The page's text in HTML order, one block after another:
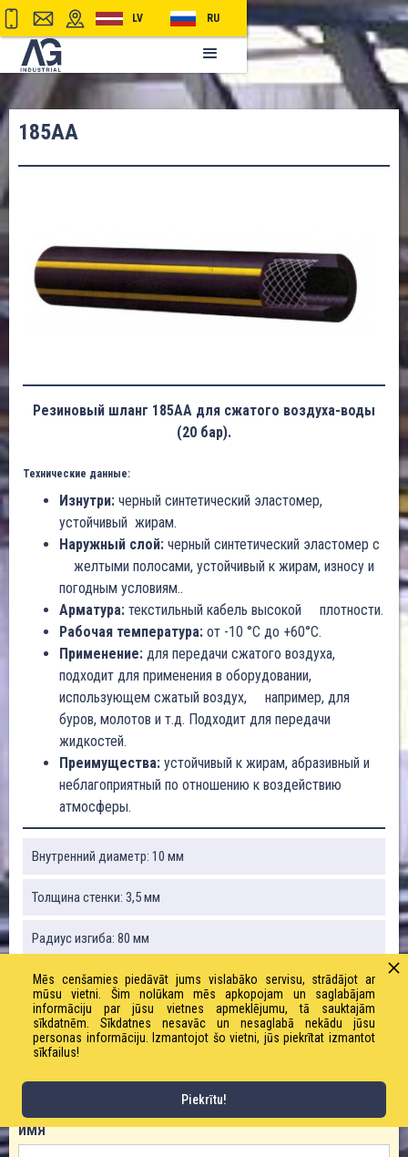
LV RU
185AA
Резиновый шланг 185AA для сжатого воздуха-воды
(20 бар).
Технические данные:
Изнутри: черный синтетический эластомер,
устойчивый жирам.
Наружный слой: черный синтетический эластомер с
желтыми полосами, устойчивый к жирам, износу и
погодным условиям..
Арматура: текстильный кабель высокой плотности.
Рабочая температура: от -10 °C до +60°C.
Применение: для передачи сжатого воздуха,
подходит для применения в оборудовании,
использующем сжатый воздух, например, для
буров, молотов и т.д. Подходит для передачи
жидкостей.
Преимущества: устойчивый к жирам, абразивный и
неблагоприятный по отношению к воздействию
атмосферы.
Внутренний диаметр: 10 мм
Толщина стенки: 3,5 мм
Радиус изгиба: 80 мм
Вес: 205 г / м
Рабочее давление: 20 бар
ЗАКАЗАТЬ ТОВАР!
ИМЯ
Mēs cenšamies piedāvāt jums vislabāko servisu, strādājot ar
mūsu vietni. Šim nolūkam mēs apkopojam un saglabājam
informāciju par jūsu vietnes apmeklējumu, tā sauktajām
sīkdatnēm. Sīkdatnes nesavāc un nesaglabā nekādu jūsu
personas informāciju. Izmantojot šo vietni, jūs piekrītat izmantot
sīkfailus!
Piekrītu!